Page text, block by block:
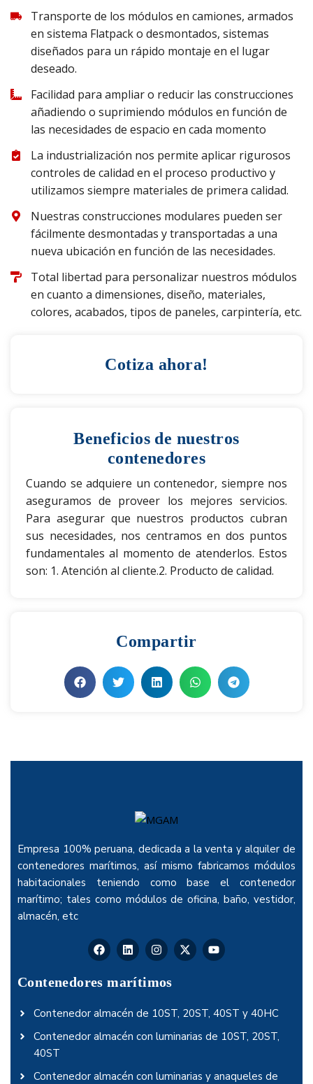
Transporte de los módulos en camiones, armados
en sistema Flatpack o desmontados, sistemas
diseñados para un rápido montaje en el lugar
deseado.
Facilidad para ampliar o reducir las construcciones
añadiendo o suprimiendo módulos en función de
las necesidades de espacio en cada momento
La industrialización nos permite aplicar rigurosos
controles de calidad en el proceso productivo y
utilizamos siempre materiales de primera calidad.
Nuestras construcciones modulares pueden ser
fácilmente desmontadas y transportadas a una
nueva ubicación en función de las necesidades.
Total libertad para personalizar nuestros módulos
en cuanto a dimensiones, diseño, materiales,
colores, acabados, tipos de paneles, carpintería, etc.
Cotiza ahora!
Beneficios de nuestros
contenedores
Cuando se adquiere un contenedor, siempre nos
aseguramos de proveer los mejores servicios.
Para asegurar que nuestros productos cubran
sus necesidades, nos centramos en dos puntos
fundamentales al momento de atenderlos. Estos
son: 1. Atención al cliente.2. Producto de calidad.
Compartir
Empresa 100% peruana, dedicada a la venta y alquiler de
contenedores marítimos, así mismo fabricamos módulos
habitacionales teniendo como base el contenedor
marítimo; tales como módulos de oficina, baño, vestidor,
almacén, etc
Contenedores marítimos
Contenedor almacén de 10ST, 20ST, 40ST y 40HC
Contenedor almacén con luminarias de 10ST, 20ST,
40ST
Contenedor almacén con luminarias y anaqueles de